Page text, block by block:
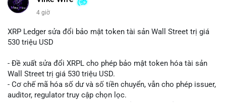
4 giờ
XRP Ledger sửa đổi bảo mật token tài sản Wall Street trị giá
530 triệu USD
- Đề xuất sửa đổi XRPL cho phép bảo mật token hóa tài sản
Wall Street trị giá 530 triệu USD.
- Cơ chế mã hóa số dư và số tiền chuyển, vẫn cho phép issuer,
auditor, regulator truy cập chọn lọc.